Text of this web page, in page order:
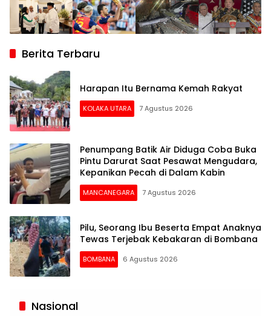
Berita Terbaru
Harapan Itu Bernama Kemah Rakyat
KOLAKA UTARA 7 Agustus 2026
Penumpang Batik Air Diduga Coba Buka
Pintu Darurat Saat Pesawat Mengudara,
Kepanikan Pecah di Dalam Kabin
MANCANEGARA 7 Agustus 2026
Pilu, Seorang Ibu Beserta Empat Anaknya
Tewas Terjebak Kebakaran di Bombana
BOMBANA 6 Agustus 2026
Siaran
Nasional